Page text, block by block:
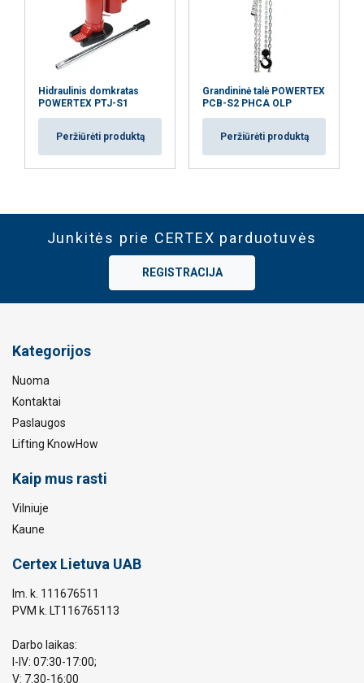
Hidraulinis domkratas
POWERTEX PTJ-S1
Peržiūrėti produktą
Grandininė talė POWERTEX
PCB-S2 PHCA OLP
Peržiūrėti produktą
Junkitės prie CERTEX parduotuvės
REGISTRACIJA
Kategorijos
Nuoma
Kontaktai
Paslaugos
Lifting KnowHow
Kaip mus rasti
Vilniuje
Kaune
Certex Lietuva UAB
Im. k. 111676511
PVM k. LT116765113
Darbo laikas:
I-IV: 07:30-17:00;
V: 7.30-16:00